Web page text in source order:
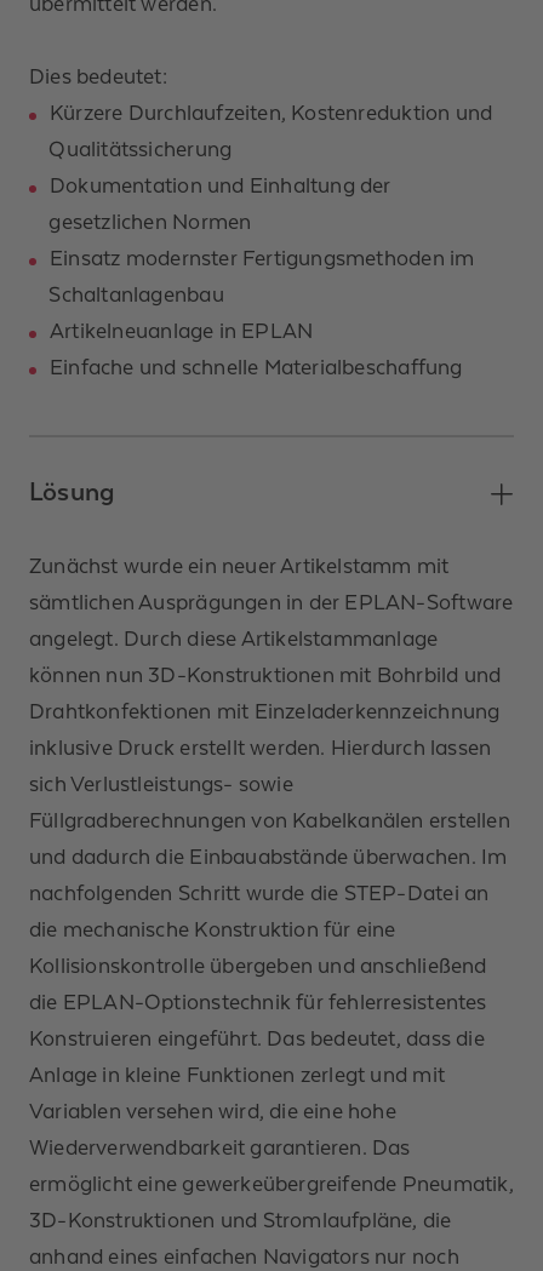
Dies bedeutet:
Kürzere Durchlaufzeiten, Kostenreduktion und
Qualitätssicherung
Dokumentation und Einhaltung der
gesetzlichen Normen
Einsatz modernster Fertigungsmethoden im
Schaltanlagenbau
Artikelneuanlage in EPLAN
Einfache und schnelle Materialbeschaffung
Lösung
Zunächst wurde ein neuer Artikelstamm mit
sämtlichen Ausprägungen in der EPLAN-Software
angelegt. Durch diese Artikelstammanlage
können nun 3D-Konstruktionen mit Bohrbild und
Drahtkonfektionen mit Einzeladerkennzeichnung
inklusive Druck erstellt werden. Hierdurch lassen
sich Verlustleistungs- sowie
Füllgradberechnungen von Kabelkanälen erstellen
und dadurch die Einbauabstände überwachen. Im
nachfolgenden Schritt wurde die STEP-Datei an
die mechanische Konstruktion für eine
Kollisionskontrolle übergeben und anschließend
die EPLAN-Optionstechnik für fehlerresistentes
Konstruieren eingeführt. Das bedeutet, dass die
Anlage in kleine Funktionen zerlegt und mit
Variablen versehen wird, die eine hohe
Wiederverwendbarkeit garantieren. Das
ermöglicht eine gewerkeübergreifende Pneumatik,
3D-Konstruktionen und Stromlaufpläne, die
anhand eines einfachen Navigators nur noch